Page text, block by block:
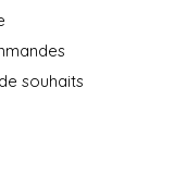
souhaits